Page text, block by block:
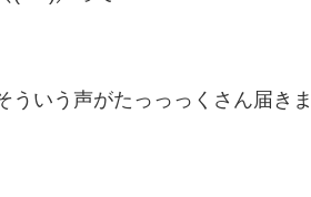
ういう声がたっっっくさん届きま